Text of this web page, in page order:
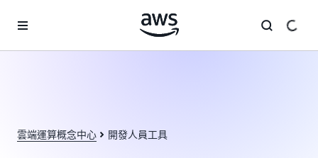
雲端運算概念中心 開發人員工具